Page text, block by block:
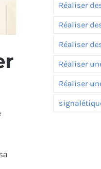
Réaliser
Réaliser
Réaliser
Réaliser
Réaliser